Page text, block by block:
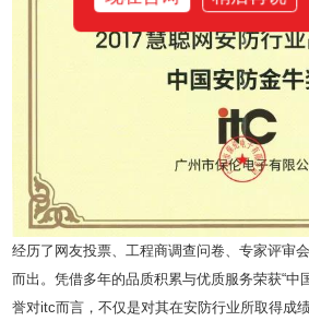
经历了网友投票、工程商调查问卷、专家评审
而出。凭借多年的品质积累与优质服务荣获“中
誉对itc而言，不仅是对其在安防行业所取得成